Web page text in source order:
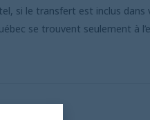
si le transfert est inclus dans
se trouvent seulement à